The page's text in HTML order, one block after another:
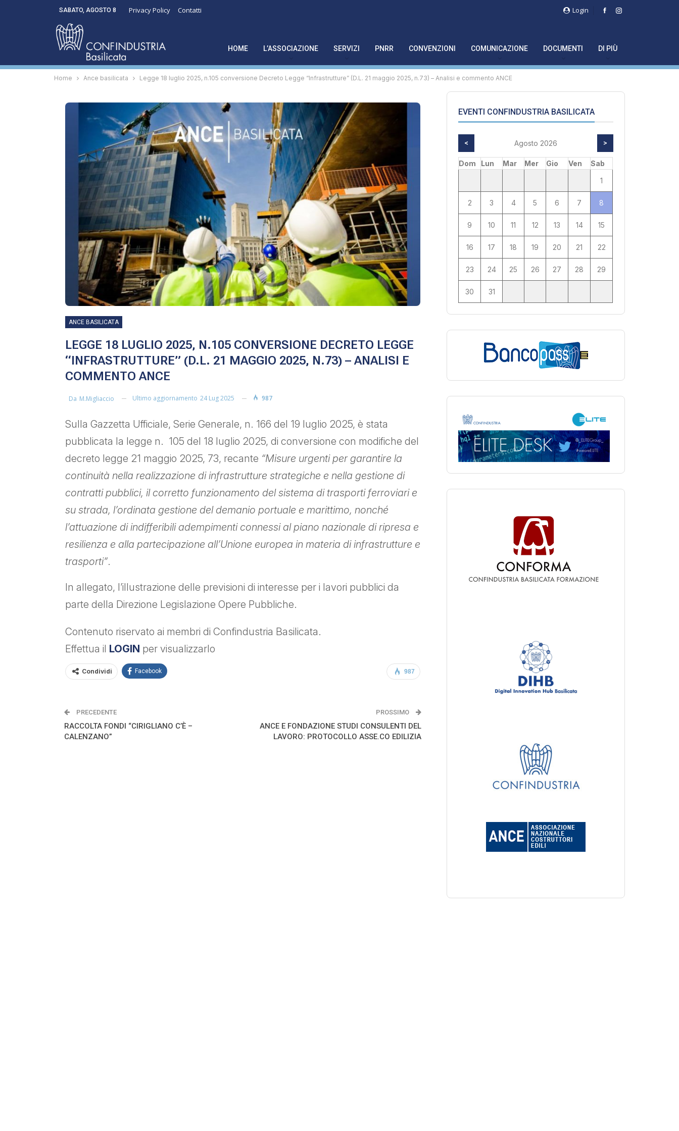
Login
SABATO, AGOSTO 8 Privacy Policy Contatti
HOME L’ASSOCIAZIONE SERVIZI PNRR CONVENZIONI COMUNICAZIONE DOCUMENTI DI PIÙ
Home Ance basilicata Legge 18 luglio 2025, n.105 conversione Decreto Legge “Infrastrutture” (D.L. 21 maggio 2025, n.73) – Analisi e commento ANCE
ANCE BASILICATA
LEGGE 18 LUGLIO 2025, N.105 CONVERSIONE DECRETO LEGGE
“INFRASTRUTTURE” (D.L. 21 MAGGIO 2025, N.73) – ANALISI E
COMMENTO ANCE
Da M.migliaccio Ultimo aggiornamento 24 Lug 2025 987
Sulla Gazzetta Ufficiale, Serie Generale, n. 166 del 19 luglio 2025, è stata
pubblicata la legge n. 105 del 18 luglio 2025, di conversione con modifiche del
decreto legge 21 maggio 2025, 73, recante “Misure urgenti per garantire la
continuità nella realizzazione di infrastrutture strategiche e nella gestione di
contratti pubblici, il corretto funzionamento del sistema di trasporti ferroviari e
su strada, l’ordinata gestione del demanio portuale e marittimo, nonché
l’attuazione di indifferibili adempimenti connessi al piano nazionale di ripresa e
resilienza e alla partecipazione all’Unione europea in materia di infrastrutture e
trasporti”.
In allegato, l’illustrazione delle previsioni di interesse per i lavori pubblici da
parte della Direzione Legislazione Opere Pubbliche.
Contenuto riservato ai membri di Confindustria Basilicata.
Effettua il LOGIN per visualizzarlo
987
Condividi Facebook
PRECEDENTE
RACCOLTA FONDI “CIRIGLIANO C’È –
CALENZANO”
PROSSIMO
ANCE E FONDAZIONE STUDI CONSULENTI DEL
LAVORO: PROTOCOLLO ASSE.CO EDILIZIA
EVENTI CONFINDUSTRIA BASILICATA
< Agosto 2026 >
Dom Lun Mar Mer Gio Ven
Sab
1
2 3 4 5 6 7 8
9 10 11 12 13 14 15
16 17 18 19 20 21 22
23 24 25 26 27 28 29
30 31